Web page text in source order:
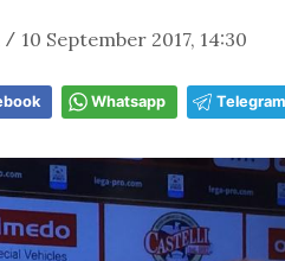
/ 10 September 2017, 14:30
Whatsapp Telegram